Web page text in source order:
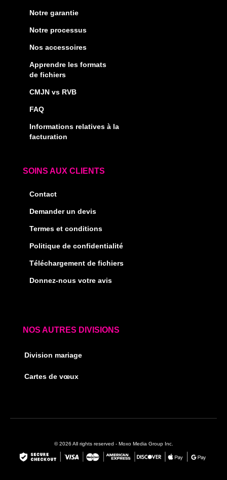
Notre garantie
Notre processus
Nos accessoires
Apprendre les formats
de fichiers
CMJN vs RVB
FAQ
Informations relatives à la
facturation
SOINS AUX CLIENTS
Contact
Demander un devis
Termes et conditions
Politique de confidentialité
Téléchargement de fichiers
Donnez-nous votre avis
NOS AUTRES DIVISIONS
Division mariage
Cartes de vœux
© 2026 All rights reserved - Moxo Media Group Inc.